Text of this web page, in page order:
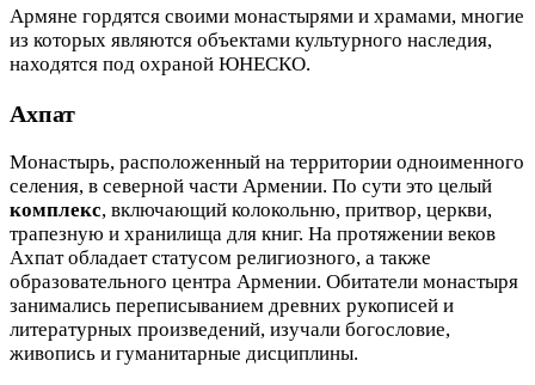
Армяне гордятся своими монастырями и храмами, многие
из которых являются объектами культурного наследия,
находятся под охраной ЮНЕСКО.
Ахпат
Монастырь, расположенный на территории одноименного
селения, в северной части Армении. По сути это целый
комплекс, включающий колокольню, притвор, церкви,
трапезную и хранилища для книг. На протяжении веков
Ахпат обладает статусом религиозного, а также
образовательного центра Армении. Обитатели монастыря
занимались переписыванием древних рукописей и
литературных произведений, изучали богословие,
живопись и гуманитарные дисциплины.